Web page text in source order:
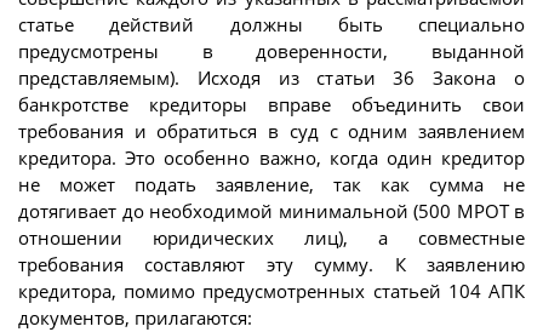
статье действий должны быть специально
предусмотрены в доверенности, выданной
представляемым). Исходя из статьи 36 Закона о
банкротстве кредиторы вправе объединить свои
требования и обратиться в суд с одним заявлением
кредитора. Это особенно важно, когда один кредитор
не может подать заявление, так как сумма не
дотягивает до необходимой минимальной (500 МРОТ в
отношении юридических лиц), а совместные
требования составляют эту сумму. К заявлению
кредитора, помимо предусмотренных статьей 104 АПК
документов, прилагаются: